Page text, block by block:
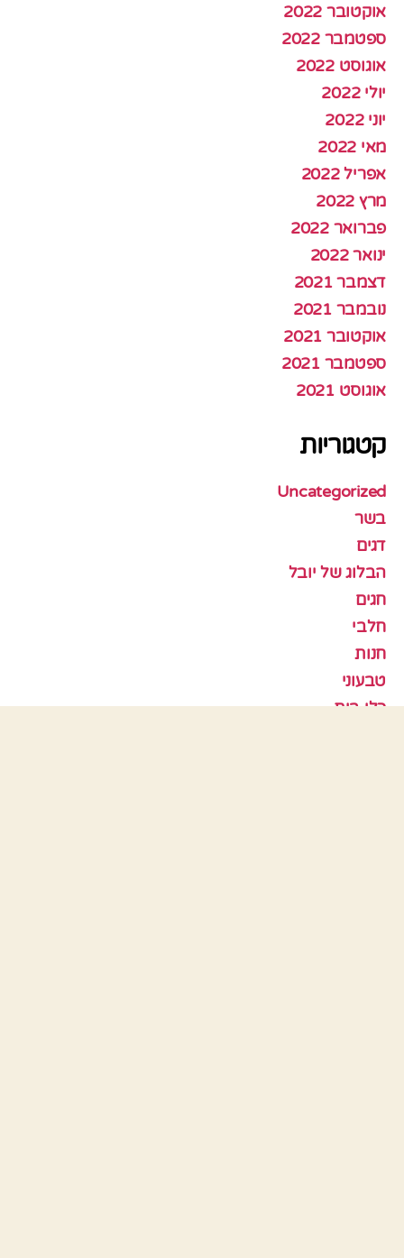
אוקטובר 2022
ספטמבר 2022
אוגוסט 2022
יולי 2022
יוני 2022
מאי 2022
אפריל 2022
מרץ 2022
פברואר 2022
ינואר 2022
דצמבר 2021
נובמבר 2021
אוקטובר 2021
ספטמבר 2021
אוגוסט 2021
קטגוריות
Uncategorized
בשר
דגים
הבלוג של יובל
חגים
חלבי
חנות
טבעוני
כלי בית